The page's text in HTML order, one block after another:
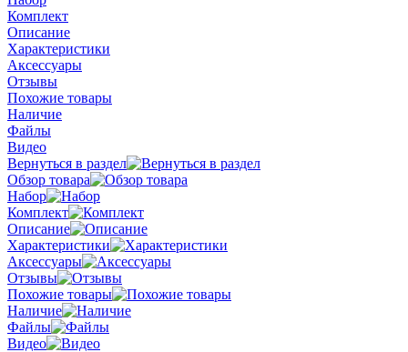
Комплект
Описание
Характеристики
Аксессуары
Отзывы
Похожие товары
Наличие
Файлы
Видео
Вернуться в раздел
Обзор товара
Набор
Комплект
Описание
Характеристики
Аксессуары
Отзывы
Похожие товары
Наличие
Файлы
Видео